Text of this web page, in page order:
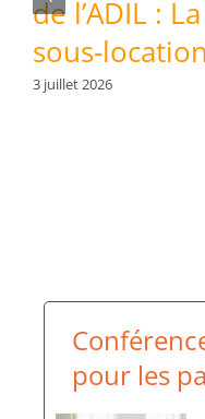
de l’ADIL : La
sous-location
3 juillet 2026
pour les